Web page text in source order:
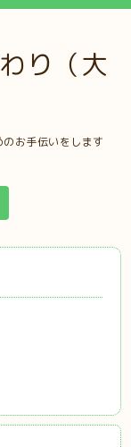
り（大
お手伝いをします